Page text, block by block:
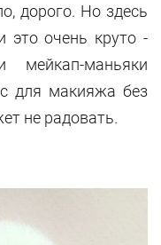
дорого. Но здесь
это очень круто -
маньяки
для макияжа без
не радовать.